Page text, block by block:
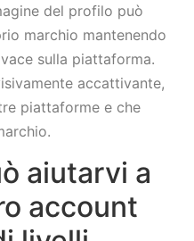
del profilo può
marchio mantenendo
sulla piattaforma.
accattivante,
piattaforme e che
aiutarvi a
account